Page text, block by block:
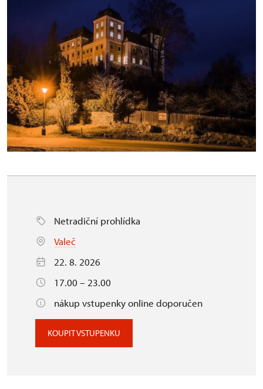
Netradiční prohlídka
Valeč
22. 8. 2026
17.00 – 23.00
nákup vstupenky online doporučen
KOUPIT VSTUPENKU